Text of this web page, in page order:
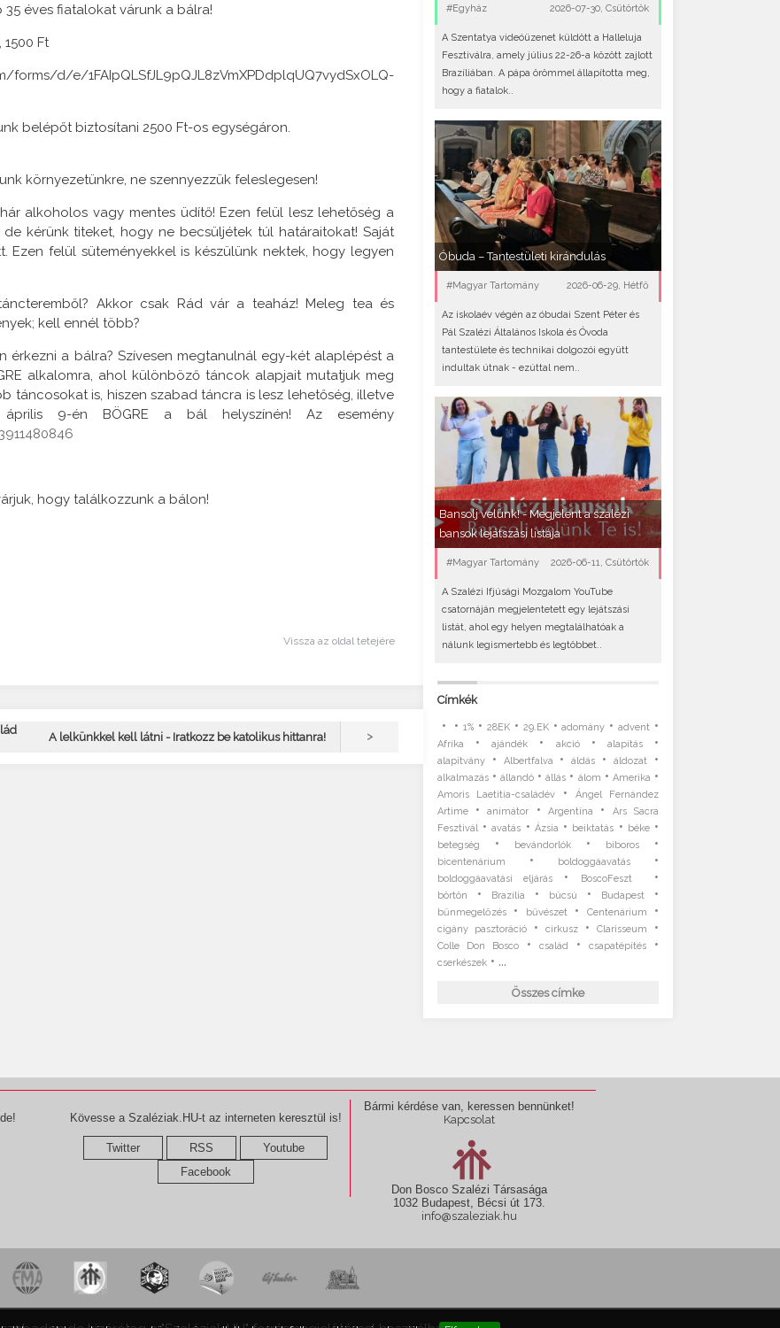
35 éves fiatalokat várunk a bálra!
Ft
d/e/1FAIpQLSfJL9pQJL8zVmXPDdplqUQ7vydSxOLQ-
belépőt biztosítani 2500 Ft-os egységáron.
környezetünkre, ne szennyezzük feleslegesen!
alkoholos vagy mentes üdítő! Ezen felül lesz lehetőség a
kérünk titeket, hogy ne becsüljétek túl határaitokat! Saját
felül süteményekkel is készülünk nektek, hogy legyen
Akkor csak Rád vár a teaház! Meleg tea és
kell ennél több?
érkezni a bálra? Szívesen megtanulnál egy-két alaplépést a
alkalomra, ahol különböző táncok alapjait mutatjuk meg
táncosokat is, hiszen szabad táncra is lesz lehetőség, illetve
9-én BÖGRE a bál helyszínén! Az esemény
hogy találkozzunk a bálon!
Vissza az oldal tetejére
#Egyház 2026-07-30, Csütörtök
A Szentatya videóüzenet küldött a Halleluja
Fesztiválra, amely július 22-26-a között zajlott
Brazíliában. A pápa örömmel állapította meg,
hogy a fiatalok..
Óbuda – Tantestületi kirándulás
#Magyar Tartomány 2026-06-29, Hétfő
Az iskolaév végén az óbudai Szent Péter és
Pál Szalézi Általános Iskola és Óvoda
tantestülete és technikai dolgozói együtt
indultak útnak - ezúttal nem..
Bansolj velünk! - Megjelent a szalézi
bansok lejátszási listája
#Magyar Tartomány 2026-06-11, Csütörtök
A Szalézi Ifjúsági Mozgalom YouTube
csatornáján megjelentetett egy lejátszási
listát, ahol egy helyen megtalálhatóak a
nálunk legismertebb és legtöbbet..
Címkék
• •1% • 28EK • 29.EK•adomány •advent •
Afrika •ajándék • akció• alapítás•
alapítvány• Albertfalva •áldás •áldozat •
alkalmazás•állandó •állás • álom • Amerika •
Amoris Laetitia-családév•
Ángel Fernández
Artime•animátor •Argentína •
Ars Sacra
Fesztivál•avatás • Ázsia • beiktatás • béke•
betegség • bevándorlók• bíboros •
bicentenárium • boldoggáavatás•
boldoggáavatási eljárás • BoscoFeszt •
börtön • Brazília • búcsú • Budapest •
bűnmegelőzés• bűvészet• Centenárium •
cigány pasztoráció• cirkusz•Clarisseum •
Colle Don Bosco• család •csapatépítés •
cserkészek• ...
Összes címke
A lelkünkkel kell látni - Iratkozz be katolikus hittanra! >
Kövesse a Szaléziak.HU-t az interneten keresztül is!
Twitter RSS
Youtube
Facebook
Bármi kérdése van, keressen bennünket!
Kapcsolat
Don Bosco Szalézi Társasága
1032 Budapest, Bécsi út 173.
info@szaleziak.hu